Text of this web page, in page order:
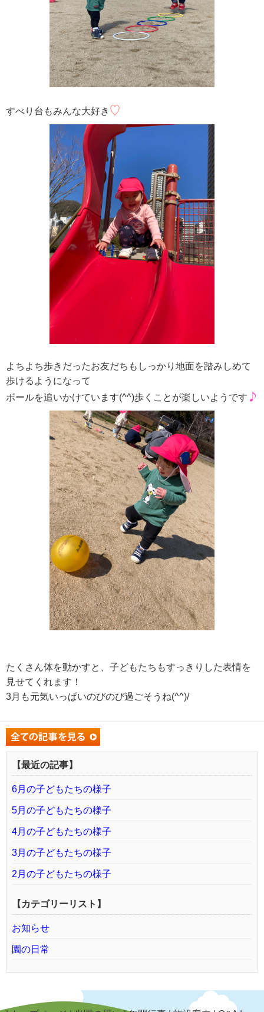
すべり台もみんな大好き ♡
よちよち歩きだったお友だちもしっかり地面を踏みしめて
歩けるようになって
ボールを追いかけています(^^)歩くことが楽しいようです ♪
たくさん体を動かすと、子どもたちもすっきりした表情を
見せてくれます！
3月も元気いっぱいのびのび過ごそうね(^^)/
【最近の記事】
6月の子どもたちの様子
5月の子どもたちの様子
4月の子どもたちの様子
3月の子どもたちの様子
2月の子どもたちの様子
【カテゴリーリスト】
お知らせ
園の日常